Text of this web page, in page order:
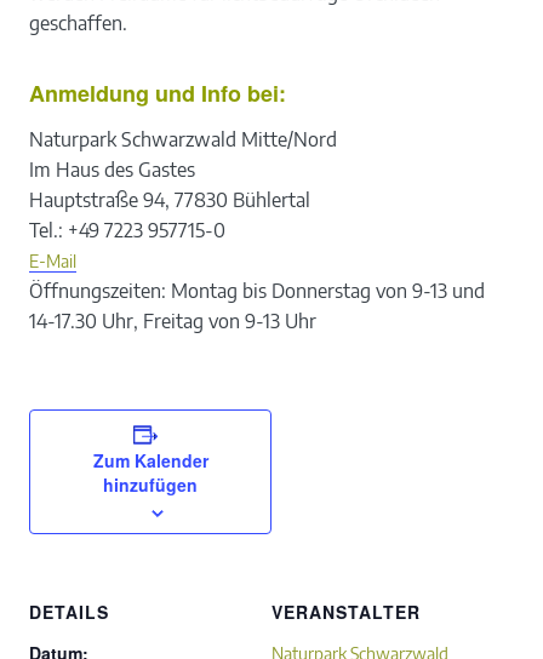
geschaffen.
Anmeldung und Info bei:
Naturpark Schwarzwald Mitte/Nord
Im Haus des Gastes
Hauptstraße 94, 77830 Bühlertal
Tel.: +49 7223 957715-0
E-Mail
Öffnungszeiten: Montag bis Donnerstag von 9-13 und
14-17.30 Uhr, Freitag von 9-13 Uhr
Zum Kalender
hinzufügen
DETAILS
Datum:
VERANSTALTER
Naturpark Schwarzwald